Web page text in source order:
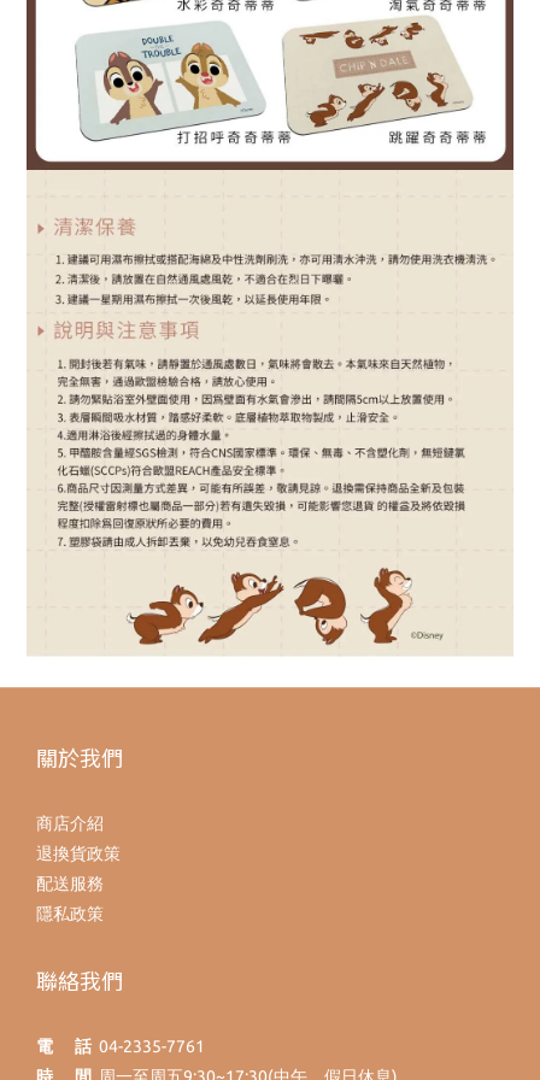
關於我們
商店介紹
退換貨政策
配送服務
隱私政策
聯絡我們
電 話 04-2335-7761